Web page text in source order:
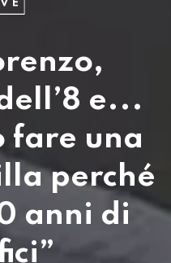
e...
fare una
perché
anni di